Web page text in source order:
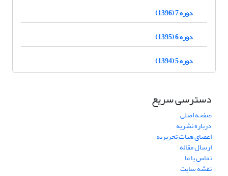
دوره 7 (1396)
دوره 6 (1395)
دوره 5 (1394)
دسترسی سریع
صفحه اصلی
درباره نشریه
اعضای هیات تحریریه
ارسال مقاله
تماس با ما
نقشه سایت